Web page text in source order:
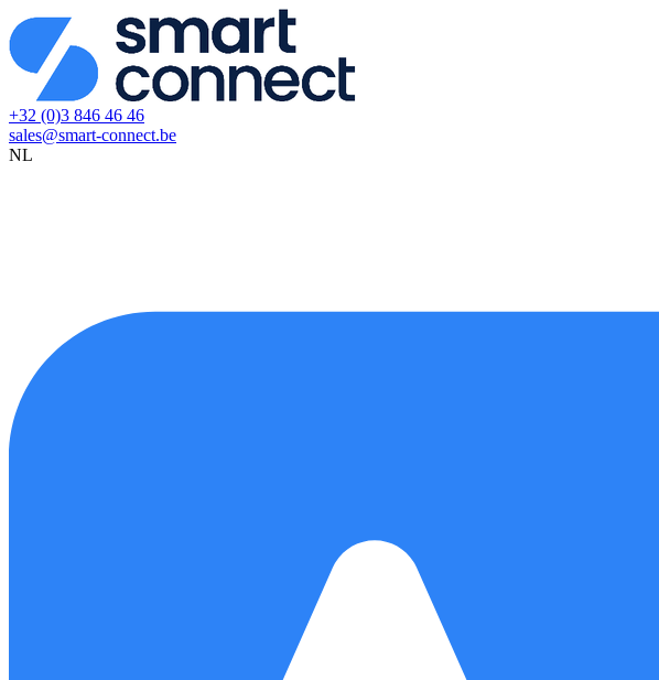
+32 (0)3 846 46 46
sales@smart-connect.be
NL